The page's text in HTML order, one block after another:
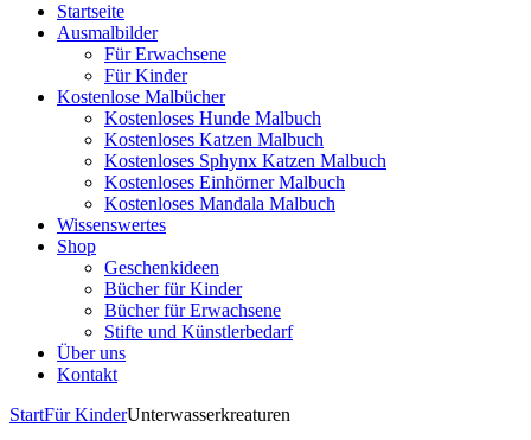
Startseite
Ausmalbilder
Für Erwachsene
Für Kinder
Kostenlose Malbücher
Kostenloses Hunde Malbuch
Kostenloses Katzen Malbuch
Kostenloses Sphynx Katzen Malbuch
Kostenloses Einhörner Malbuch
Kostenloses Mandala Malbuch
Wissenswertes
Shop
Geschenkideen
Bücher für Kinder
Bücher für Erwachsene
Stifte und Künstlerbedarf
Über uns
Kontakt
StartFür KinderUnterwasserkreaturen